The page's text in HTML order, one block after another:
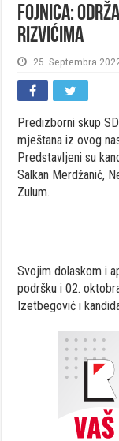
Fojnica:
Rizvićima
25. Septembra
Predizborni skup
mještana iz ovog
Predstavljeni su
Salkan Merdžanić,
Zulum.
Svojim dolaskom i
podršku i 02.
Izetbegović i